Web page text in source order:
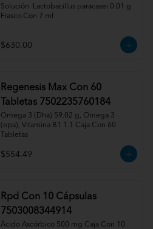
Solución  Lactobacillus paracasei 0.01 g
Frasco Con 7 ml
$630.00
Regenesis Max Con 60
Tabletas 7502235760184
Omega 3 (Dha) 59.02 g, Omega 3
(epa), Vitamina B1 1.1 Caja Con 60
Tabletas
$554.49
Rpd Con 10 Cápsulas
7503008344914
Ácido Ascórbico 500 mg Caja Con 10